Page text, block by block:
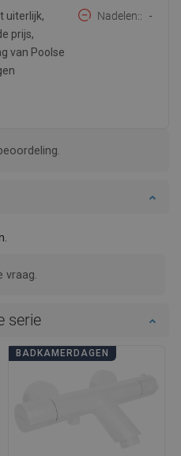
uiterlijk,
prijs,
van Poolse
Nadelen: -
vraag.
serie
BADKAMERDAGEN